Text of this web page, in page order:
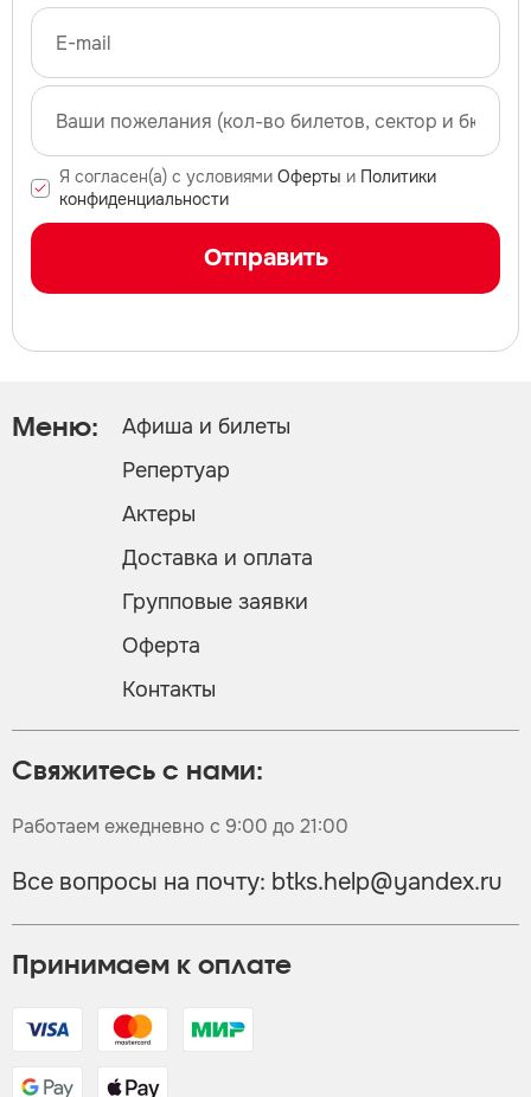
Я согласен(а) с условиями Оферты и Политики
конфиденциальности
Отправить
Принимаем к оплате
Свяжитесь с нами:
Работаем ежедневно с 9:00 до 21:00
Все вопросы на почту: btks.help@yandex.ru
Меню:
Афиша и билеты
Репертуар
Актеры
Доставка и оплата
Групповые заявки
Оферта
Контакты